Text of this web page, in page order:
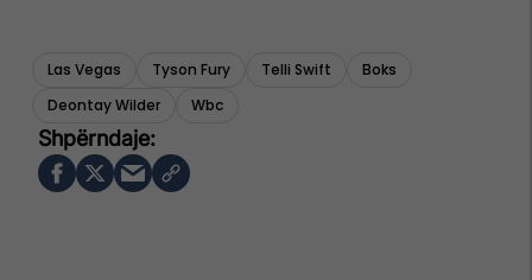
Las Vegas Tyson Fury Telli Swift
Boks
Deontay Wilder
Wbc